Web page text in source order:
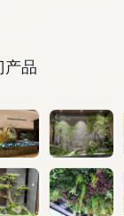
产品